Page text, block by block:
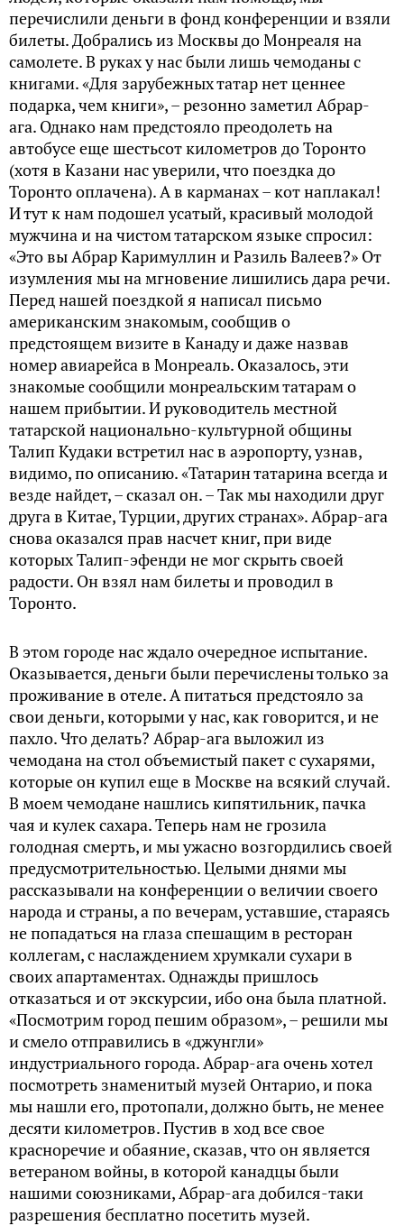
перечислили деньги в фонд конференции и взяли
билеты. Добрались из Москвы до Монреаля на
самолете. В руках у нас были лишь чемоданы с
книгами. «Для зарубежных татар нет ценнее
подарка, чем книги», – резонно заметил Абрар-
ага. Однако нам предстояло преодолеть на
автобусе еще шестьсот километров до Торонто
(хотя в Казани нас уверили, что поездка до
Торонто оплачена). А в карманах – кот наплакал!
И тут к нам подошел усатый, красивый молодой
мужчина и на чистом татарском языке спросил:
«Это вы Абрар Каримуллин и Разиль Валеев?» От
изумления мы на мгновение лишились дара речи.
Перед нашей поездкой я написал письмо
американским знакомым, сообщив о
предстоящем визите в Канаду и даже назвав
номер авиарейса в Монреаль. Оказалось, эти
знакомые сообщили монреальским татарам о
нашем прибытии. И руководитель местной
татарской национально-культурной общины
Талип Кудаки встретил нас в аэропорту, узнав,
видимо, по описанию. «Татарин татарина всегда и
везде найдет, – сказал он. – Так мы находили друг
друга в Китае, Турции, других странах». Абрар-ага
снова оказался прав насчет книг, при виде
которых Талип-эфенди не мог скрыть своей
радости. Он взял нам билеты и проводил в
Торонто.
В этом городе нас ждало очередное испытание.
Оказывается, деньги были перечислены только за
проживание в отеле. А питаться предстояло за
свои деньги, которыми у нас, как говорится, и не
пахло. Что делать? Абрар-ага выложил из
чемодана на стол объемистый пакет с сухарями,
которые он купил еще в Москве на всякий случай.
В моем чемодане нашлись кипятильник, пачка
чая и кулек сахара. Теперь нам не грозила
голодная смерть, и мы ужасно возгордились своей
предусмотрительностью. Целыми днями мы
рассказывали на конференции о величии своего
народа и страны, а по вечерам, уставшие, стараясь
не попадаться на глаза спешащим в ресторан
коллегам, с наслаждением хрумкали сухари в
своих апартаментах. Однажды пришлось
отказаться и от экскурсии, ибо она была платной.
«Посмотрим город пешим образом», – решили мы
и смело отправились в «джунгли»
индустриального города. Абрар-ага очень хотел
посмотреть знаменитый музей Онтарио, и пока
мы нашли его, протопали, должно быть, не менее
десяти километров. Пустив в ход все свое
красноречие и обаяние, сказав, что он является
ветераном войны, в которой канадцы были
нашими союзниками, Абрар-ага добился-таки
разрешения бесплатно посетить музей.